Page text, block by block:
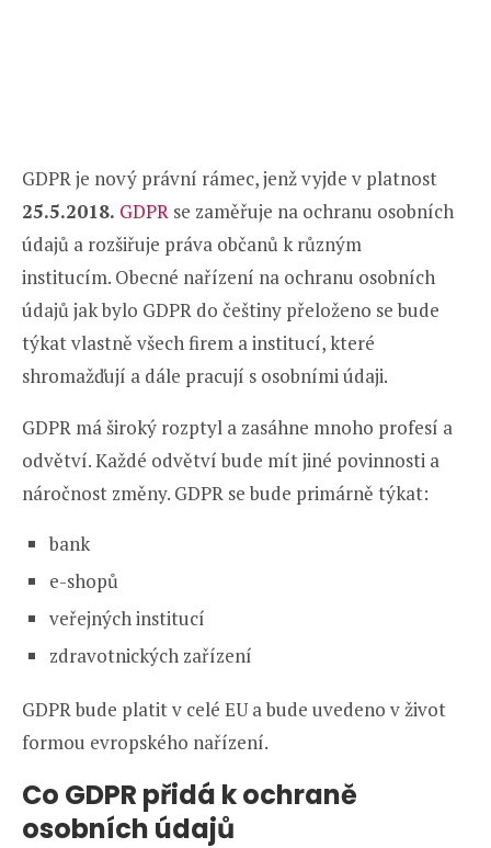
GDPR je nový právní rámec, jenž vyjde v platnost
25.5.2018. GDPR se zaměřuje na ochranu osobních
údajů a rozšiřuje práva občanů k různým
institucím. Obecné nařízení na ochranu osobních
údajů jak bylo GDPR do češtiny přeloženo se bude
týkat vlastně všech firem a institucí, které
shromažďují a dále pracují s osobními údaji.
GDPR má široký rozptyl a zasáhne mnoho profesí a
odvětví. Každé odvětví bude mít jiné povinnosti a
náročnost změny. GDPR se bude primárně týkat:
bank
e-shopů
veřejných institucí
zdravotnických zařízení
GDPR bude platit v celé EU a bude uvedeno v život
formou evropského nařízení.
Co GDPR přidá k ochraně
osobních údajů